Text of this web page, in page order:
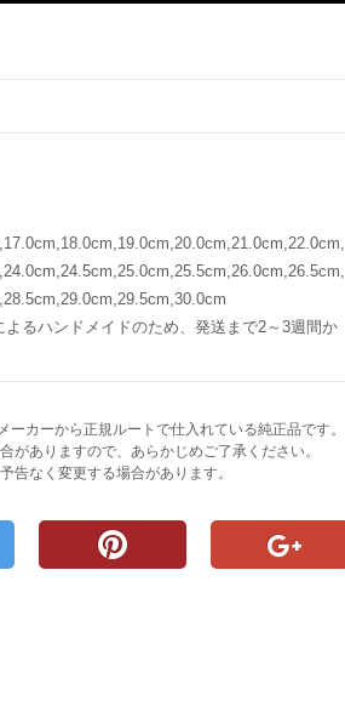
るハンドメイドのため、発送まで2～3週間か
カーから正規ルートで仕入れている純正品です。
がありますので、あらかじめご了承ください。
告なく変更する場合があります。